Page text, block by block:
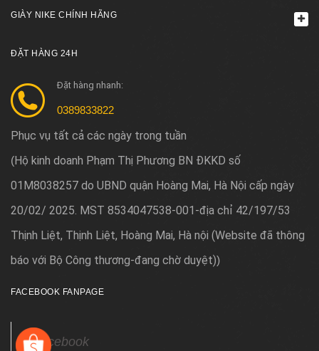
GIÀY NIKE CHÍNH HÃNG
ĐẶT HÀNG 24H
Đặt hàng nhanh:
0389833822
Phục vụ tất cả các ngày trong tuần
(Hộ kinh doanh Phạm Thị Phương BN ĐKKD số
01M8038257 do UBND quận Hoàng Mai, Hà Nội cấp ngày
20/02/ 2025. MST 8534047538-001-địa chỉ 42/197/53
Thịnh Liệt, Thịnh Liệt, Hoàng Mai, Hà nội (Website đã thông
báo với Bộ Công thương-đang chờ duyệt))
FACEBOOK FANPAGE
Facebook